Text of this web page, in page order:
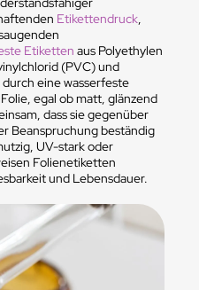
Etikettendruck,
Etiketten aus Polyethylen
(PVC) und
eine wasserfeste
egal ob matt, glänzend
dass sie gegenüber
Beanspruchung beständig
UV-stark oder
Folienetiketten
und Lebensdauer.